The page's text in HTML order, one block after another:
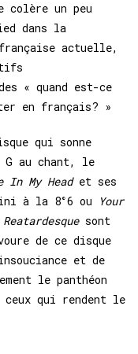
colère un peu
dans la
actuelle,
« quand est-ce
en français? »
qui sonne
G au chant, le
In My Head et ses
à la 8°6 ou
Your
Reatardesquesont
de ce disque
et de
le panthéon
ceux qui rendent le